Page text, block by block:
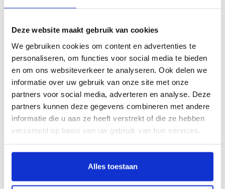
Deze website maakt gebruik van cookies
We gebruiken cookies om content en advertenties te
personaliseren, om functies voor social media te bieden
en om ons websiteverkeer te analyseren. Ook delen we
informatie over uw gebruik van onze site met onze
partners voor social media, adverteren en analyse. Deze
partners kunnen deze gegevens combineren met andere
informatie die u aan ze heeft verstrekt of die ze hebben
verzameld op basis van uw gebruik van hun services.
Alles toestaan
Breedte: 3
Gesp: Goudkleurig, Nikkelvrij
Merk: H.A.N
Kleur:
Materiaal:
Rundsleer
Artikelcode: 8901